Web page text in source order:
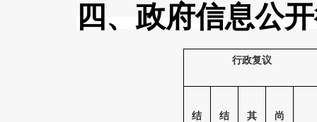
四、政府信息公
行政复议
结 结 其 尚